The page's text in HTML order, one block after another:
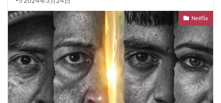
Netflix